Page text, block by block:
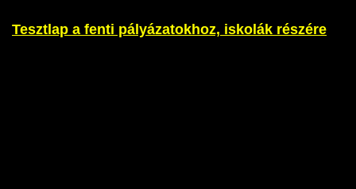
Tesztlap a fenti pályázatokhoz, iskolák részére